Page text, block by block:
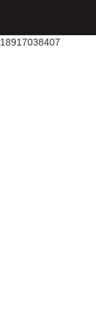
18917038407